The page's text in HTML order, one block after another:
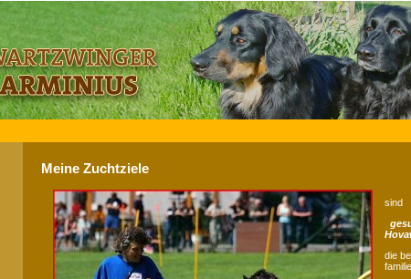
Meine Zuchtziele
sind
die